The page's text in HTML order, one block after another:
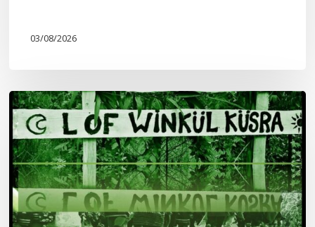
03/08/2026
Lof
Winkül
Küsra
convoca
a
apoyar